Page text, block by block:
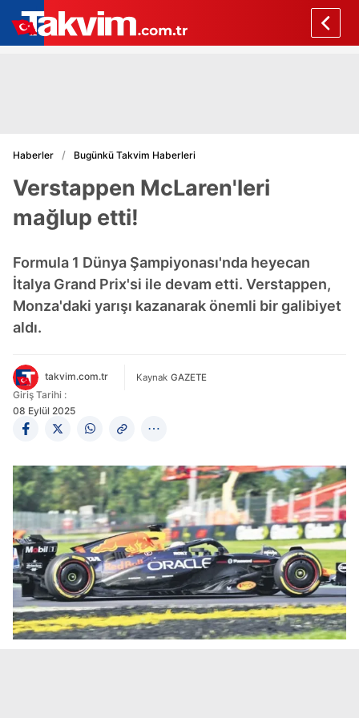
Haberler Bugünkü Takvim Haberleri
Verstappen McLaren'leri
mağlup etti!
Formula 1 Dünya Şampiyonası'nda heyecan
İtalya Grand Prix'si ile devam etti. Verstappen,
Monza'daki yarışı kazanarak önemli bir galibiyet
aldı.
takvim.com.tr Kaynak GAZETE
Giriş Tarihi :
08 Eylül 2025